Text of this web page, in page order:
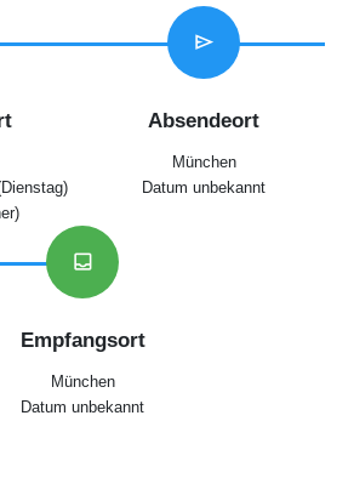
send
Absendeort
München
Datum unbekannt
inbox
Empfangsort
München
Datum unbekannt